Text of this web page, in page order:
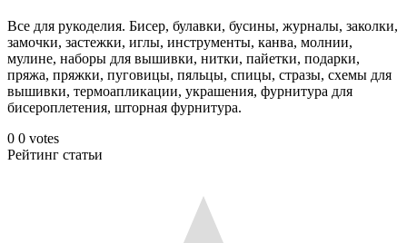
Все для рукоделия. Бисер, булавки, бусины, журналы, заколки,
замочки, застежки, иглы, инструменты, канва, молнии,
мулине, наборы для вышивки, нитки, пайетки, подарки,
пряжа, пряжки, пуговицы, пяльцы, спицы, стразы, схемы для
вышивки, термоапликации, украшения, фурнитура для
бисероплетения, шторная фурнитура.
0 0 votes
Рейтинг статьи